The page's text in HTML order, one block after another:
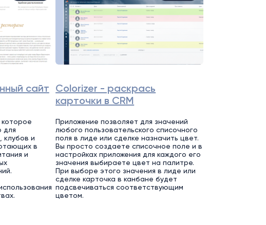
сайт
для
клубов и
в
и
Colorizer - раскрась
карточки в CRM
Приложение позволяет для значений
любого пользовательского списочного
поля в лиде или сделке назначить цвет.
Вы просто создаете списочное поле и в
настройках приложения для каждого его
значения выбираете цвет на палитре.
При выборе этого значения в лиде или
сделке карточка в канбане будет
подсвечиваться соответствующим
цветом.